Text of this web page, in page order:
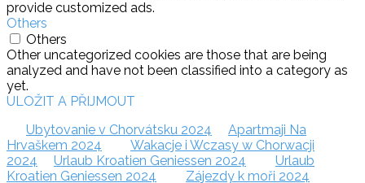
provide customized ads.
Others
Others
Other uncategorized cookies are those that are being
analyzed and have not been classified into a category as
yet.
ULOŽIT A PŘIJMOUT
Ubytovanie v Chorvátsku 2024
Apartmaji Na
Hrvaškem 2024
Wakacje i Wczasy w Chorwacji
2024
Urlaub Kroatien Geniessen 2024
Urlaub
Kroatien Geniessen 2024
Zájezdy k moři 2024